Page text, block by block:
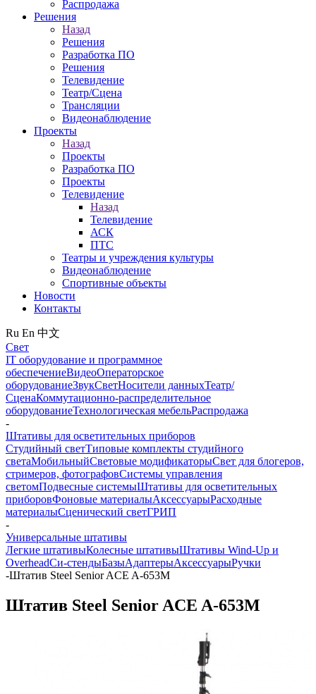
Распродажа
Решения
Назад
Решения
Разработка ПО
Решения
Телевидение
Театр/Сцена
Трансляции
Видеонаблюдение
Проекты
Назад
Проекты
Разработка ПО
Проекты
Телевидение
Назад
Телевидение
АСК
ПТС
Театры и учреждения культуры
Видеонаблюдение
Спортивные объекты
Новости
Контакты
Ru En 中文
Свет
IT оборудование и программное
обеспечениеВидеоОператорское
оборудованиеЗвукСветНосители данныхТеатр/
СценаКоммутационно-распределительное
оборудованиеТехнологическая мебельРаспродажа
-
Штативы для осветительных приборов
Студийный светТиповые комплекты студийного
светаМобильныйСветовые модификаторыСвет для блогеров,
стримеров, фотографовСистемы управления
светомПодвесные системыШтативы для осветительных
приборовФоновые материалыАксессуарыРасходные
материалыСценический светГРИП
-
Универсальные штативы
Легкие штативыКолесные штативыШтативы Wind-Up и
OverheadСи-стендыБазыАдаптерыАксессуарыРучки
-Штатив Steel Senior ACE A-653M
Штатив Steel Senior ACE A-653M